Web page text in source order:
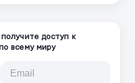
доступ к
всему миру